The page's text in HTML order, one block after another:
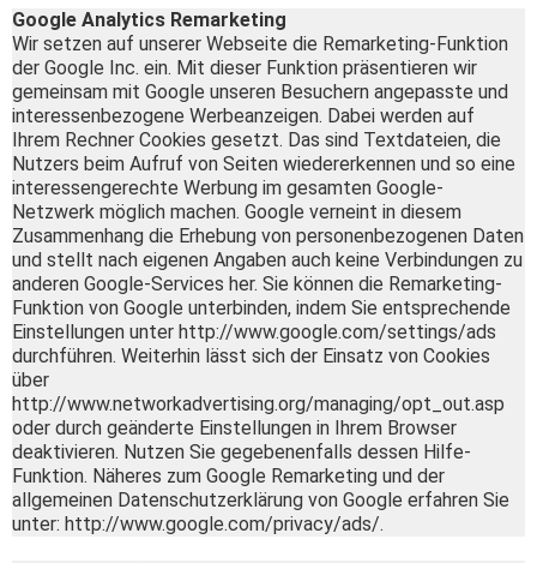
Google Analytics Remarketing
Wir setzen auf unserer Webseite die Remarketing-Funktion
der Google Inc. ein. Mit dieser Funktion präsentieren wir
gemeinsam mit Google unseren Besuchern angepasste und
interessenbezogene Werbeanzeigen. Dabei werden auf
Ihrem Rechner Cookies gesetzt. Das sind Textdateien, die
Nutzers beim Aufruf von Seiten wiedererkennen und so eine
interessengerechte Werbung im gesamten Google-
Netzwerk möglich machen. Google verneint in diesem
Zusammenhang die Erhebung von personenbezogenen Daten
und stellt nach eigenen Angaben auch keine Verbindungen zu
anderen Google-Services her. Sie können die Remarketing-
Funktion von Google unterbinden, indem Sie entsprechende
Einstellungen unter http://www.google.com/settings/ads
durchführen. Weiterhin lässt sich der Einsatz von Cookies
über
http://www.networkadvertising.org/managing/opt_out.asp
oder durch geänderte Einstellungen in Ihrem Browser
deaktivieren. Nutzen Sie gegebenenfalls dessen Hilfe-
Funktion. Näheres zum Google Remarketing und der
allgemeinen Datenschutzerklärung von Google erfahren Sie
unter: http://www.google.com/privacy/ads/.